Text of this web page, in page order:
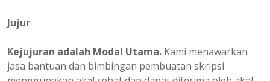
Jujur
Kejujuran adalah Modal Utama. Kami menawarkan
jasa bantuan dan bimbingan pembuatan skripsi